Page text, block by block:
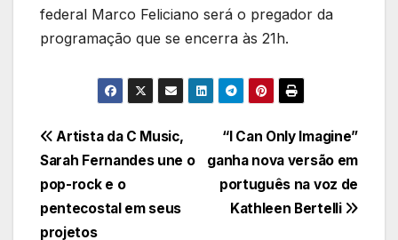
federal Marco Feliciano será o pregador da
programação que se encerra às 21h.
Navegação
de
Post
“I Can Only Imagine”
ganha nova versão em
português na voz de
Kathleen Bertelli
Artista da C Music,
Sarah Fernandes une o
pop-rock e o
pentecostal em seus
projetos